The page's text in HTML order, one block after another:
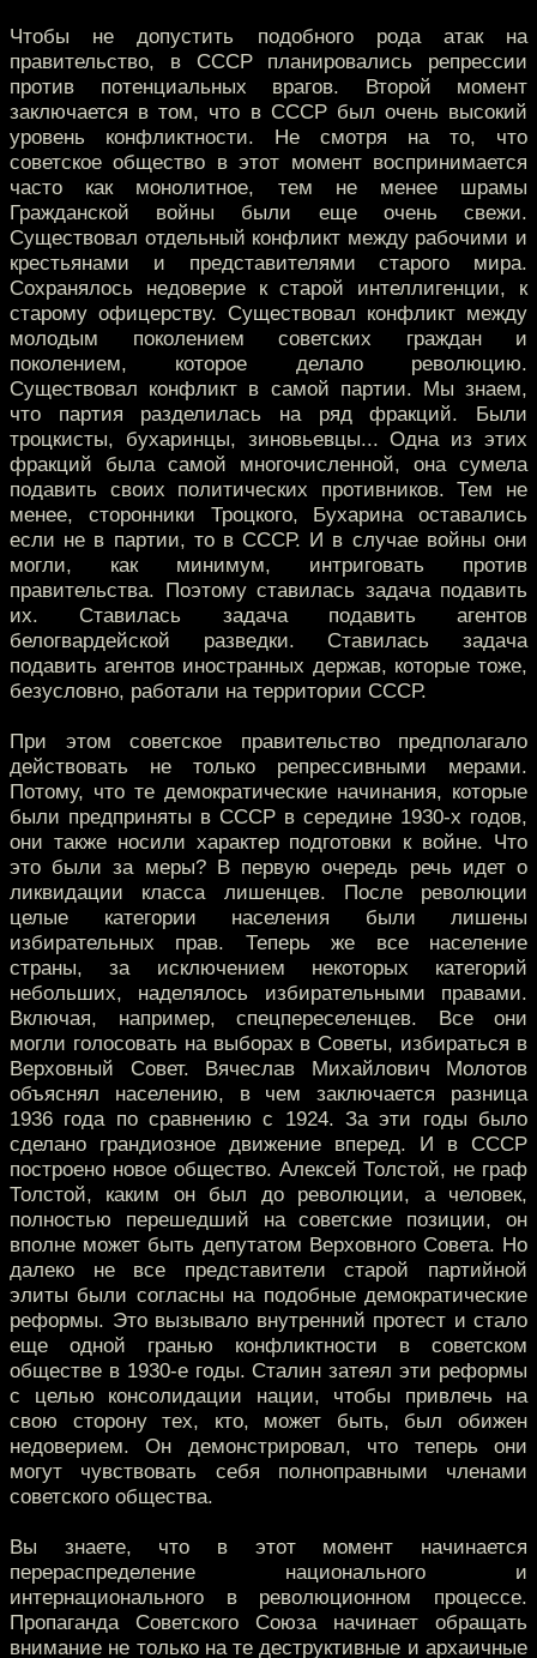
Чтобы не допустить подобного рода атак на
правительство, в СССР планировались репрессии
против потенциальных врагов. Второй момент
заключается в том, что в СССР был очень высокий
уровень конфликтности. Не смотря на то, что
советское общество в этот момент воспринимается
часто как монолитное, тем не менее шрамы
Гражданской войны были еще очень свежи.
Существовал отдельный конфликт между рабочими и
крестьянами и представителями старого мира.
Сохранялось недоверие к старой интеллигенции, к
старому офицерству. Существовал конфликт между
молодым поколением советских граждан и
поколением, которое делало революцию.
Существовал конфликт в самой партии. Мы знаем,
что партия разделилась на ряд фракций. Были
троцкисты, бухаринцы, зиновьевцы... Одна из этих
фракций была самой многочисленной, она сумела
подавить своих политических противников. Тем не
менее, сторонники Троцкого, Бухарина оставались
если не в партии, то в СССР. И в случае войны они
могли, как минимум, интриговать против
правительства. Поэтому ставилась задача подавить
их. Ставилась задача подавить агентов
белогвардейской разведки. Ставилась задача
подавить агентов иностранных держав, которые тоже,
безусловно, работали на территории СССР.
При этом советское правительство предполагало
действовать не только репрессивными мерами.
Потому, что те демократические начинания, которые
были предприняты в СССР в середине 1930-х годов,
они также носили характер подготовки к войне. Что
это были за меры? В первую очередь речь идет о
ликвидации класса лишенцев. После революции
целые категории населения были лишены
избирательных прав. Теперь же все население
страны, за исключением некоторых категорий
небольших, наделялось избирательными правами.
Включая, например, спецпереселенцев. Все они
могли голосовать на выборах в Советы, избираться в
Верховный Совет. Вячеслав Михайлович Молотов
объяснял населению, в чем заключается разница
1936 года по сравнению с 1924. За эти годы было
сделано грандиозное движение вперед. И в СССР
построено новое общество. Алексей Толстой, не граф
Толстой, каким он был до революции, а человек,
полностью перешедший на советские позиции, он
вполне может быть депутатом Верховного Совета. Но
далеко не все представители старой партийной
элиты были согласны на подобные демократические
реформы. Это вызывало внутренний протест и стало
еще одной гранью конфликтности в советском
обществе в 1930-е годы. Сталин затеял эти реформы
с целью консолидации нации, чтобы привлечь на
свою сторону тех, кто, может быть, был обижен
недоверием. Он демонстрировал, что теперь они
могут чувствовать себя полноправными членами
советского общества.
Вы знаете, что в этот момент начинается
перераспределение национального и
интернационального в революционном процессе.
Пропаганда Советского Союза начинает обращать
внимание не только на те деструктивные и архаичные